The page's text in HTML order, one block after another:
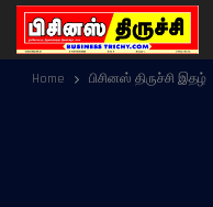
Home பிசினஸ் திருச்சி இதழ்